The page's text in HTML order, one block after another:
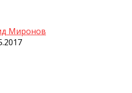
Миронов